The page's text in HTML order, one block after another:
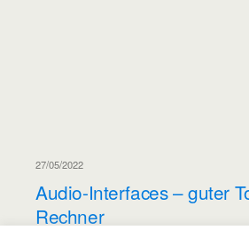
27/05/2022
Audio-Interfaces – guter
Rechner